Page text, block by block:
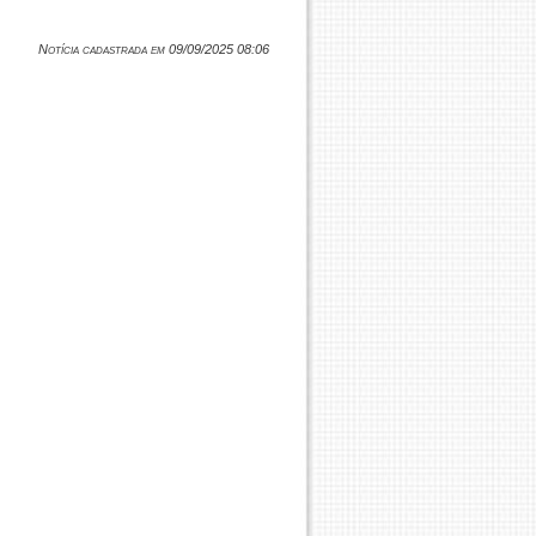
Notícia cadastrada em 09/09/2025 08:06